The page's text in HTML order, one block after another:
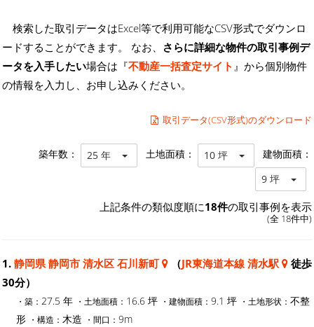
検索した取引データはExcel等で利用可能なCSV形式でダウンロ
ードすることができます。 なお、 さらに詳細な物件の取引事例デ
ータを入手したい場合は『不動産一括査定サイト 』から個別物件
の情報を入力し、お申し込みください。
取引データ(CSV形式)のダウンロード
築年数： 25 年 土地面積： 10 坪 建物面積：
9 坪
上記条件の類似度順に18件の取引事例を表示
(全 18件中)
1. 静岡県 静岡市 清水区 石川新町 （JR東海道本線 清水駅
徒歩
30分）
・築： 27.5 年 ・土地面積： 16.6 坪 ・建物面積： 9.1 坪 ・土地形状： 不整
形 ・構造： 木造 ・間口： 9m